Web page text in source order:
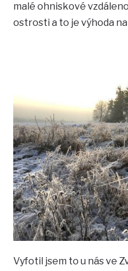
malé ohniskové
ostrosti a to je výhoda
Vyfotil jsem to u nás ve